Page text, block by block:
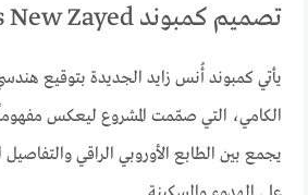
تصميم كمبوند Ons New Zayed
يأتي كمبوند أُنس زايد الجديدة بتوقيع
الكامي، التي صمّمت المشروع ليعكس
يجمع بين الطابع الأوروبي الراقي